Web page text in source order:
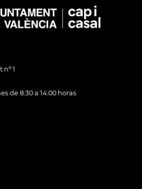
1
de 8:30 a 14:00 horas